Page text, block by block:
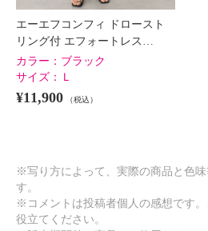
エーエフコンフィ ドロースト
リング付 エフォートレス…
カラー： ブラック
サイズ：
Ｌ
¥11,900 （税込）
※写り方によって、実際の商品と色
す。
※コメントは投稿者個人の感想です
役立てください。